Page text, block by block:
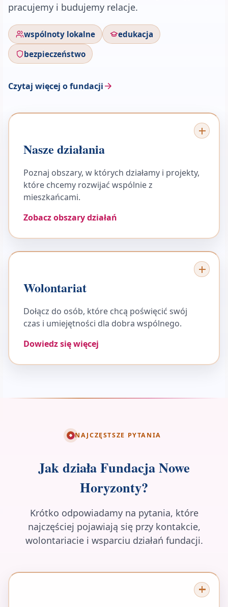
pracujemy i budujemy relacje.
wspólnoty lokalne
edukacja
bezpieczeństwo
Czytaj więcej o fundacji
Nasze działania
Poznaj obszary, w których działamy i projekty,
które chcemy rozwijać wspólnie z
mieszkańcami.
Zobacz obszary działań
Wolontariat
Dołącz do osób, które chcą poświęcić swój
czas i umiejętności dla dobra wspólnego.
Dowiedz się więcej
NAJCZĘSTSZE PYTANIA
Jak działa Fundacja Nowe
Horyzonty?
Krótko odpowiadamy na pytania, które
najczęściej pojawiają się przy kontakcie,
wolontariacie i wsparciu działań fundacji.